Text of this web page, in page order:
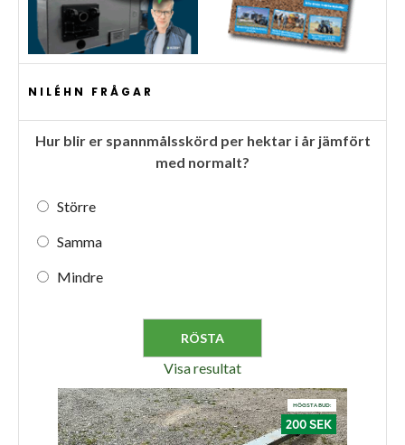
NILÉHN FRÅGAR
Hur blir er spannmålsskörd per hektar i år jämfört
med normalt?
Större
Samma
Mindre
Visa resultat